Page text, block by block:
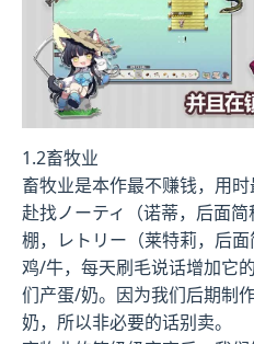
1.2畜牧业
畜牧业是本作最不赚钱，用
赴找ノーティ（诺蒂，后面
棚，レトリー（莱特莉，后
鸡/牛，每天刷毛说话增加它
们产蛋/奶。因为我们后期制
奶，所以非必要的话别卖。